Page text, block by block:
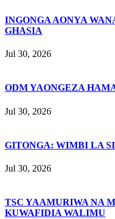
INGONGA AONYA
GHASIA
Jul 30, 2026
ODM YAONGEZA
Jul 30, 2026
GITONGA: WIMBI LA
Jul 30, 2026
TSC YAAMURIWA NA
KUWAFIDIA WALIMU